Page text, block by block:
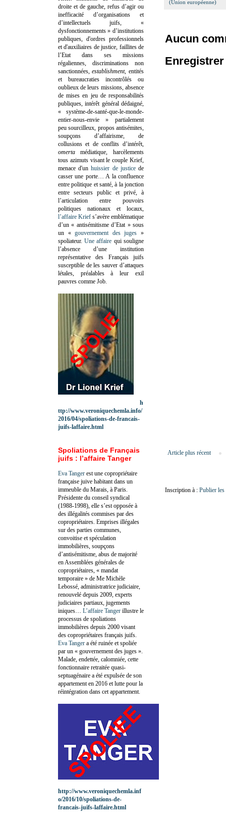
(Union européenne)
Aucun
Article plus récent
Inscription à : Publier
droite et de gauche, refus d’agir ou
inefficacité d’organisations et
d’intellectuels juifs, «
dysfonctionnements » d’institutions
publiques, d'ordres professionnels
et d'auxiliaires de justice, faillites de
l’Etat dans ses missions
régaliennes, discriminations non
sanctionnées,establishment, entités
et bureaucraties incontrôlés ou
oublieux de leurs missions, absence
de mises en jeu de responsabilités
publiques, intérêt général dédaigné,
« système-de-santé-que-le-monde-
entier-nous-envie » partialement
peu sourcilleux, propos antisémites,
soupçons d’affairisme, de
collusions et de conflits d’intérêt,
omertamédiatique, harcèlements
tous azimuts visant le couple Krief,
menace d'unhuissier de justicede
casser une porte… A la confluence
entre politique et santé, à la jonction
entre secteurs public et privé, à
l’articulation entre pouvoirs
politiques nationaux et locaux,
l’affaire Krief s’avère emblématique
d’un « antisémitisme d’Etat » sous
un «gouvernement des juges »
spoliateur.Une affaire qui souligne
l’absence d’une institution
représentative des Français juifs
susceptible de les sauver d’attaques
létales, préalables à leur exil
pauvres comme Job.
h
ttp://www.veroniquechemla.info/
2016/04/spoliations-de-francais-
juifs-laffaire.html
Spoliations de Français
juifs : l’affaire Tanger
Eva Tanger est une copropriétaire
française juive habitant dans un
immeuble du Marais, à Paris.
Présidente du conseil syndical
(1988-1998), elle s’est opposée à
des illégalités commises par des
copropriétaires. Emprises illégales
sur des parties communes,
convoitise et spéculation
immobilières, soupçons
d’antisémitisme, abus de majorité
en Assemblées générales de
copropriétaires, « mandat
temporaire » de Me Michèle
Lebossé, administratrice judiciaire,
renouvelé depuis 2009, experts
judiciaires partiaux, jugements
iniques… L’affaire Tanger illustre le
processus de spoliations
immobilières depuis 2000 visant
des copropriétaires français juifs.
Eva Tanger a été ruinée et spoliée
par un « gouvernement des juges ».
Malade, endettée, calomniée, cette
fonctionnaire retraitée quasi-
septuagénaire a été expulsée de son
appartement en 2016 et lutte pour la
réintégration dans cet appartement.
http://www.veroniquechemla.inf
o/2016/10/spoliations-de-
francais-juifs-laffaire.html